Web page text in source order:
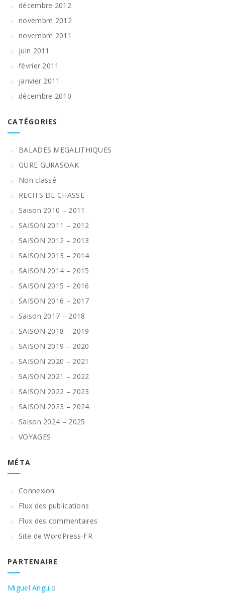
décembre 2012
novembre 2012
novembre 2011
juin 2011
février 2011
janvier 2011
décembre 2010
CATÉGORIES
BALADES MEGALITHIQUES
GURE GURASOAK
Non classé
RECITS DE CHASSE
Saison 2010 – 2011
SAISON 2011 – 2012
SAISON 2012 – 2013
SAISON 2013 – 2014
SAISON 2014 – 2015
SAISON 2015 – 2016
SAISON 2016 – 2017
Saison 2017 – 2018
SAISON 2018 – 2019
SAISON 2019 – 2020
SAISON 2020 – 2021
SAISON 2021 – 2022
SAISON 2022 – 2023
SAISON 2023 – 2024
Saison 2024 – 2025
VOYAGES
MÉTA
Connexion
Flux des publications
Flux des commentaires
Site de WordPress-FR
PARTENAIRE
Miguel Angulo